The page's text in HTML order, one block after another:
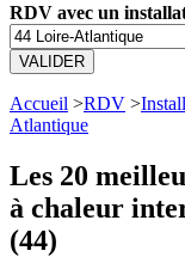
RDV avec un
VALIDER
Accueil >RDV >
Atlantique
Les 20
à chaleur
(44)